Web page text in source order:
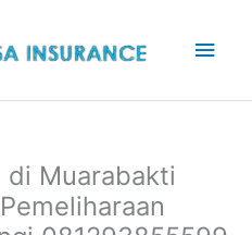
di Muarabakti